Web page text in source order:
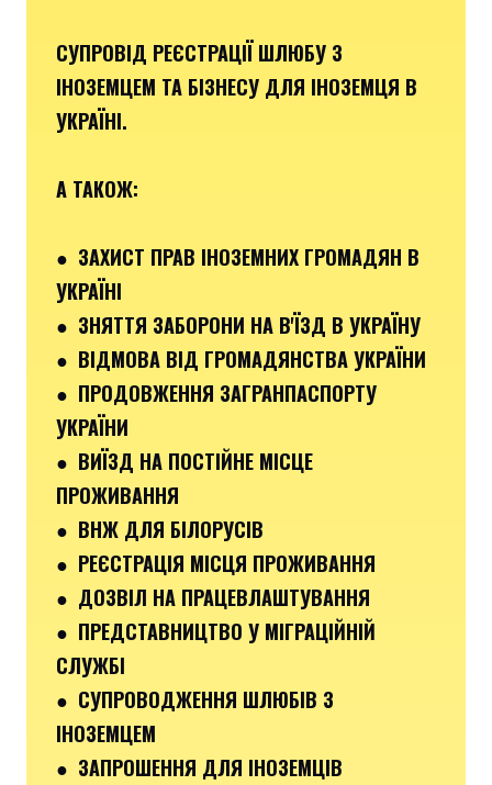
СУПРОВІД РЕЄСТРАЦІЇ ШЛЮБУ З
ІНОЗЕМЦЕМ ТА БІЗНЕСУ ДЛЯ ІНОЗЕМЦЯ В
УКРАЇНІ.
А ТАКОЖ:
● ЗАХИСТ ПРАВ ІНОЗЕМНИХ ГРОМАДЯН В
УКРАЇНІ
● ЗНЯТТЯ ЗАБОРОНИ НА В'ЇЗД В УКРАЇНУ
● ВІДМОВА ВІД ГРОМАДЯНСТВА УКРАЇНИ
● ПРОДОВЖЕННЯ ЗАГРАНПАСПОРТУ
УКРАЇНИ
● ВИЇЗД НА ПОСТІЙНЕ МІСЦЕ
ПРОЖИВАННЯ
● ВНЖ ДЛЯ БІЛОРУСІВ
● РЕЄСТРАЦІЯ МІСЦЯ ПРОЖИВАННЯ
● ДОЗВІЛ НА ПРАЦЕВЛАШТУВАННЯ
● ПРЕДСТАВНИЦТВО У МІГРАЦІЙНІЙ
СЛУЖБІ
● СУПРОВОДЖЕННЯ ШЛЮБІВ З
ІНОЗЕМЦЕМ
● ЗАПРОШЕННЯ ДЛЯ ІНОЗЕМЦІВ